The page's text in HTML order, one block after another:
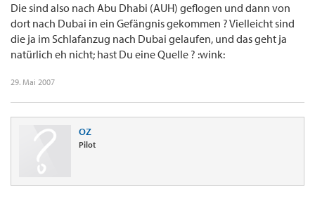
Die sind also nach Abu Dhabi (AUH) geflogen und dann von
dort nach Dubai in ein Gefängnis gekommen ? Vielleicht sind
die ja im Schlafanzug nach Dubai gelaufen, und das geht ja
natürlich eh nicht; hast Du eine Quelle ? :wink:
29. Mai 2007
OZ
Pilot